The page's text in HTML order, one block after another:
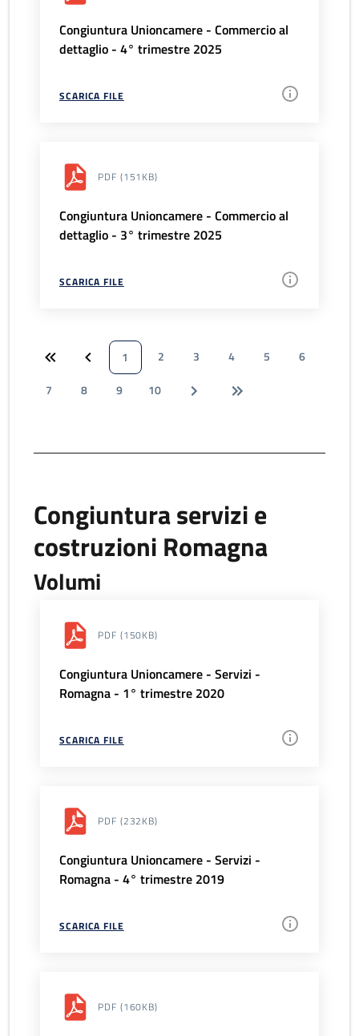
Congiuntura Unioncamere - Commercio al
dettaglio - 4° trimestre 2025
SCARICA FILE
PDF (151KB)
Congiuntura Unioncamere - Commercio al
dettaglio - 3° trimestre 2025
SCARICA FILE
1 2 3 4 5
6
7
8 9 10
Congiuntura servizi e
costruzioni Romagna
Volumi
PDF (150KB)
Congiuntura Unioncamere - Servizi -
Romagna - 1° trimestre 2020
SCARICA FILE
PDF (232KB)
Congiuntura Unioncamere - Servizi -
Romagna - 4° trimestre 2019
SCARICA FILE
PDF (160KB)